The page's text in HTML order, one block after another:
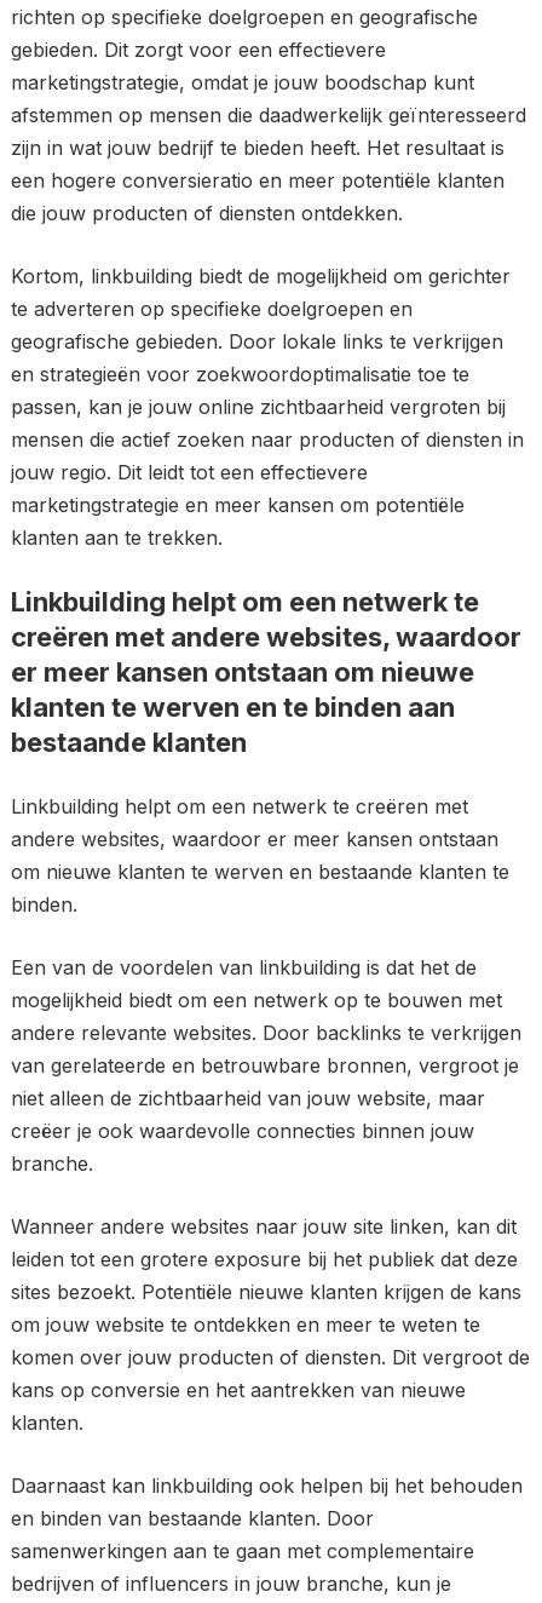
richten op specifieke doelgroepen en geografische
gebieden. Dit zorgt voor een effectievere
marketingstrategie, omdat je jouw boodschap kunt
afstemmen op mensen die daadwerkelijk geïnteresseerd
zijn in wat jouw bedrijf te bieden heeft. Het resultaat is
een hogere conversieratio en meer potentiële klanten
die jouw producten of diensten ontdekken.
Kortom, linkbuilding biedt de mogelijkheid om gerichter
te adverteren op specifieke doelgroepen en
geografische gebieden. Door lokale links te verkrijgen
en strategieën voor zoekwoordoptimalisatie toe te
passen, kan je jouw online zichtbaarheid vergroten bij
mensen die actief zoeken naar producten of diensten in
jouw regio. Dit leidt tot een effectievere
marketingstrategie en meer kansen om potentiële
klanten aan te trekken.
Linkbuilding helpt om een ​​netwerk te
creëren met andere websites, waardoor
er meer kansen ontstaan ​​om nieuwe
klanten te werven en te binden aan
bestaande klanten
Linkbuilding helpt om een netwerk te creëren met
andere websites, waardoor er meer kansen ontstaan
om nieuwe klanten te werven en bestaande klanten te
binden.
Een van de voordelen van linkbuilding is dat het de
mogelijkheid biedt om een netwerk op te bouwen met
andere relevante websites. Door backlinks te verkrijgen
van gerelateerde en betrouwbare bronnen, vergroot je
niet alleen de zichtbaarheid van jouw website, maar
creëer je ook waardevolle connecties binnen jouw
branche.
Wanneer andere websites naar jouw site linken, kan dit
leiden tot een grotere exposure bij het publiek dat deze
sites bezoekt. Potentiële nieuwe klanten krijgen de kans
om jouw website te ontdekken en meer te weten te
komen over jouw producten of diensten. Dit vergroot de
kans op conversie en het aantrekken van nieuwe
klanten.
Daarnaast kan linkbuilding ook helpen bij het behouden
en binden van bestaande klanten. Door
samenwerkingen aan te gaan met complementaire
bedrijven of influencers in jouw branche, kun je